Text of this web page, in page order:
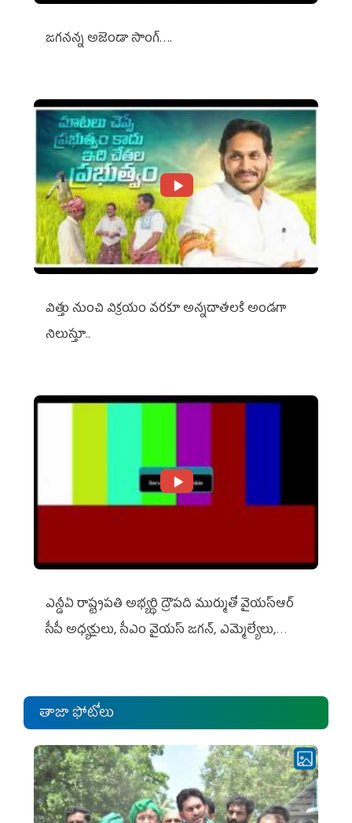
జగనన్న అజెండా సాంగ్….
విత్తు నుంచి విక్రయం వరకూ అన్నదాతలకి అండగా
నిలుస్తూ..
ఎన్డీఏ రాష్ట్ర‌ప‌తి అభ్య‌ర్థి ద్రౌప‌ది ముర్ముతో వైయ‌స్ఆర్
సీపీ అధ్య‌క్షులు, సీఎం వైయ‌స్ జ‌గ‌న్, ఎమ్మెల్యేలు,
తాజా ఫోటోలు